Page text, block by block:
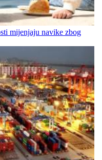
mijenjaju navike zbog